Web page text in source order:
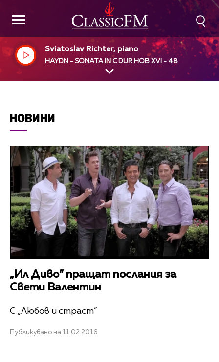
Sviatoslav Richter, piano
HAYDN - SONATA IN C DUR HOB XVI - 48
НОВИНИ
„Ил Диво” пращат послания за
Свети Валентин
С „Любов и страст”
Публикувано на 11.02.2016